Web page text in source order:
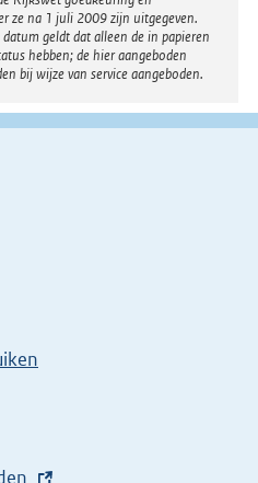
ze na 1 juli 2009 zijn uitgegeven.
geldt dat alleen de in papieren
hebben; de hier aangeboden
bij wijze van service aangeboden.